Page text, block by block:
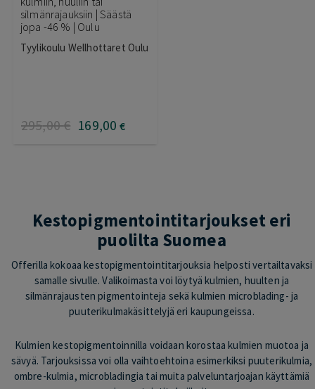
silmänrajauksiin | Säästä
jopa -46 % | Oulu
Tyylikoulu Wellhottaret Oulu
295,00€ 169,00 €
Kestopigmentointitarjoukset eri
puolilta Suomea
Offerilla kokoaa kestopigmentointitarjouksia helposti vertailtavaksi
samalle sivulle. Valikoimasta voi löytyä kulmien, huulten ja
silmänrajausten pigmentointeja sekä kulmien microblading- ja
puuterikulmakäsittelyjä eri kaupungeissa.
Kulmien kestopigmentoinnilla voidaan korostaa kulmien muotoa ja
sävyä. Tarjouksissa voi olla vaihtoehtoina esimerkiksi puuterikulmia,
ombre-kulmia, microbladingia tai muita palveluntarjoajan käyttämiä